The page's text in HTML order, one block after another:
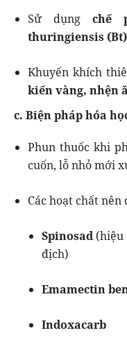
Sử dụng chế
thuringiensis (Bt)
Khuyến khích
kiến vàng, nhện
c. Biện pháp hóa
Phun thuốc khi
cuốn, lỗ nhỏ mới
Các hoạt chất nên
Spinosad(hiệu
địch)
Emamectin
Indoxacarb